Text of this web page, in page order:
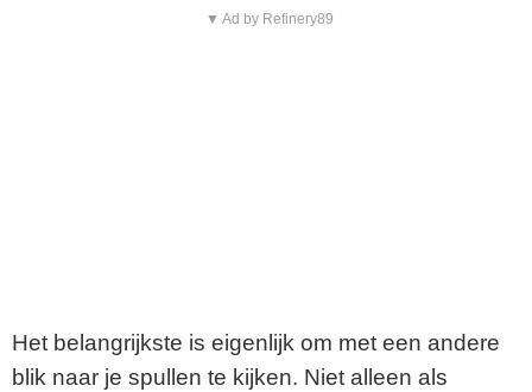
▼ Ad by Refinery89
Het belangrijkste is eigenlijk om met een andere
blik naar je spullen te kijken. Niet alleen als